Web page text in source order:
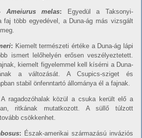
Ameiurus melas: Egyedül a Taksonyi-
faj több egyedével, a Duna-ág más vizsgált
: Kiemelt természeti értéke a Duna-ág lápi
ismert lelőhelyén erősen veszélyeztetett.
kiemelt figyelemmel kell kísérni a Duna-
a változását. A Csupics-sziget és
stabil önfenntartó állománya él a fajnak.
A ragadozóhalak közül a csuka került elő a
ritkának mutatkozott. A süllő túlzott
csökkenhet.
: Észak-amerikai származású inváziós